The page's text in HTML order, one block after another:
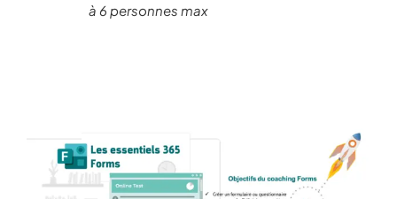
à 6 personnes max